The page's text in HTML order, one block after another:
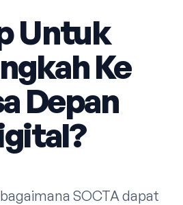
Untuk
Ke
Depan
SOCTA dapat